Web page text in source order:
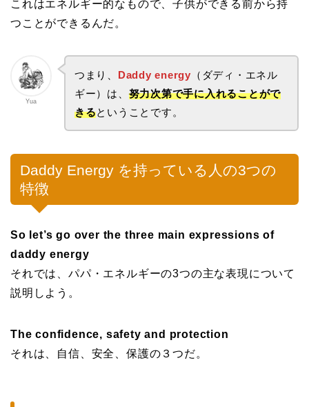
これはエネルギー的なもので、子供ができる前から持
つことができるんだ。
Yua
つまり、 Daddy energy （ダディ・エネル
ギー）は、努力次第で手に入れることがで
きるということです。
Daddy Energy を持っている人の3つの
特徴
So let’s go over the three main expressions of
daddy energy
それでは、パパ・エネルギーの3つの主な表現について
説明しよう。
The confidence, safety and protection
それは、自信、安全、保護の３つだ。